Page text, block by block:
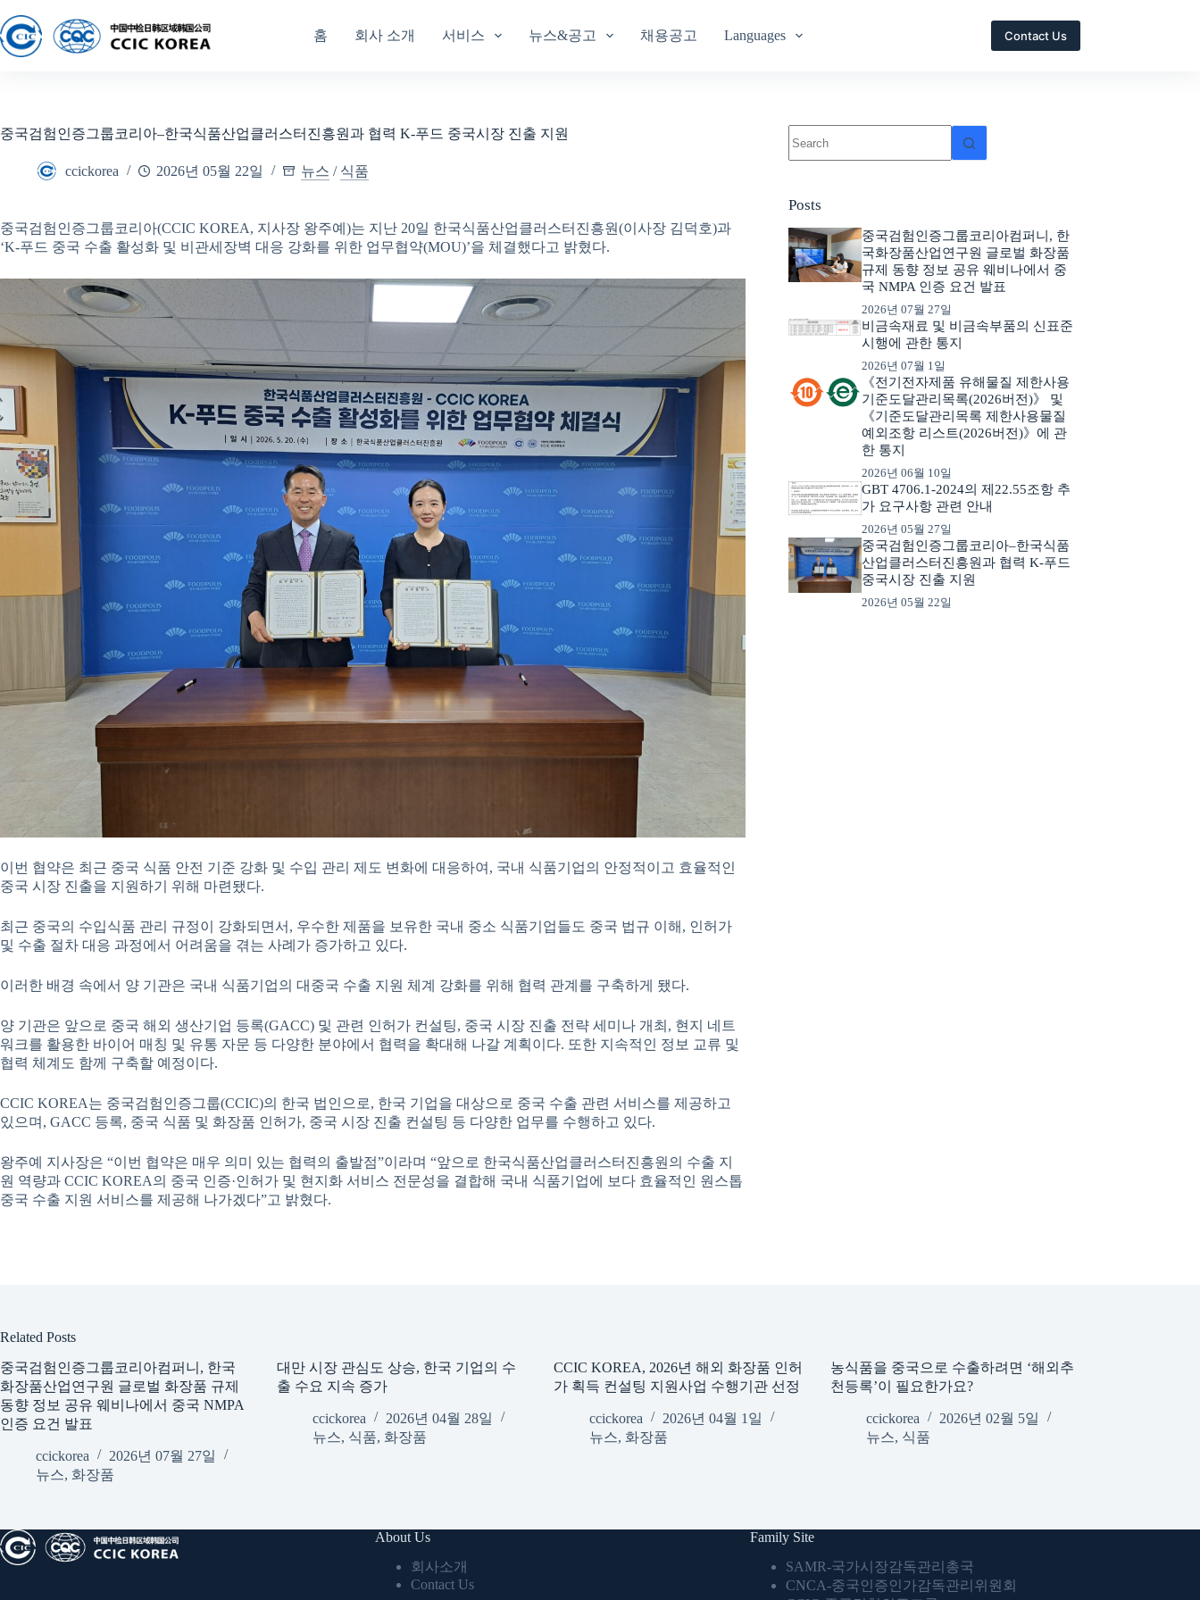
홈 회사 소개 서비스 뉴스&공고 채용공고 Languages Contact Us
중국검험인증그룹코리아–한국식품산업클러스터진흥원과 협력 K-푸드 중국시장 진출 지원
ccickorea 2026년 05월 22일 뉴스 / 식품
중국검험인증그룹코리아(CCIC KOREA, 지사장 왕주예)는 지난 20일 한국식품산업클러스터진흥원(이사장 김덕호)과
‘K-푸드 중국 수출 활성화 및 비관세장벽 대응 강화를 위한 업무협약(MOU)’을 체결했다고 밝혔다.
이번 협약은 최근 중국 식품 안전 기준 강화 및 수입 관리 제도 변화에 대응하여, 국내 식품기업의 안정적이고 효율적인
중국 시장 진출을 지원하기 위해 마련됐다.
최근 중국의 수입식품 관리 규정이 강화되면서, 우수한 제품을 보유한 국내 중소 식품기업들도 중국 법규 이해, 인허가
및 수출 절차 대응 과정에서 어려움을 겪는 사례가 증가하고 있다.
이러한 배경 속에서 양 기관은 국내 식품기업의 대중국 수출 지원 체계 강화를 위해 협력 관계를 구축하게 됐다.
양 기관은 앞으로 중국 해외 생산기업 등록(GACC) 및 관련 인허가 컨설팅, 중국 시장 진출 전략 세미나 개최, 현지 네트
워크를 활용한 바이어 매칭 및 유통 자문 등 다양한 분야에서 협력을 확대해 나갈 계획이다. 또한 지속적인 정보 교류 및
협력 체계도 함께 구축할 예정이다.
CCIC KOREA는 중국검험인증그룹(CCIC)의 한국 법인으로, 한국 기업을 대상으로 중국 수출 관련 서비스를 제공하고
있으며, GACC 등록, 중국 식품 및 화장품 인허가, 중국 시장 진출 컨설팅 등 다양한 업무를 수행하고 있다.
왕주예 지사장은 “이번 협약은 매우 의미 있는 협력의 출발점”이라며 “앞으로 한국식품산업클러스터진흥원의 수출 지
원 역량과 CCIC KOREA의 중국 인증·인허가 및 현지화 서비스 전문성을 결합해 국내 식품기업에 보다 효율적인 원스톱
중국 수출 지원 서비스를 제공해 나가겠다”고 밝혔다.
Posts
중국검험인증그룹코리아컴퍼니, 한
국화장품산업연구원 글로벌 화장품
규제 동향 정보 공유 웨비나에서 중
국 NMPA 인증 요건 발표
2026년 07월 27일
비금속재료 및 비금속부품의 신표준
시행에 관한 통지
2026년 07월 1일
《전기전자제품 유해물질 제한사용
기준도달관리목록(2026버전)》 및
《기준도달관리목록 제한사용물질
예외조항 리스트(2026버전)》에 관
한 통지
2026년 06월 10일
GBT 4706.1-2024의 제22.55조항 추
가 요구사항 관련 안내
2026년 05월 27일
중국검험인증그룹코리아–한국식품
산업클러스터진흥원과 협력 K-푸드
중국시장 진출 지원
2026년 05월 22일
Related Posts
중국검험인증그룹코리아컴퍼니, 한국
화장품산업연구원 글로벌 화장품 규제
동향 정보 공유 웨비나에서 중국 NMPA
인증 요건 발표
ccickorea
2026년 07월 27일
뉴스, 화장품
대만 시장 관심도 상승, 한국 기업의 수
출 수요 지속 증가
ccickorea
2026년 04월 28일
뉴스, 식품, 화장품
CCIC KOREA, 2026년 해외 화장품 인허
가 획득 컨설팅 지원사업 수행기관 선정
ccickorea
2026년 04월 1일
뉴스, 화장품
농식품을 중국으로 수출하려면 ‘해외추
천등록’이 필요한가요?
ccickorea
2026년 02월 5일
뉴스, 식품
About Us
회사소개
Contact Us
Family Site
SAMR-국가시장감독관리총국
CNCA-중국인증인가감독관리위원회